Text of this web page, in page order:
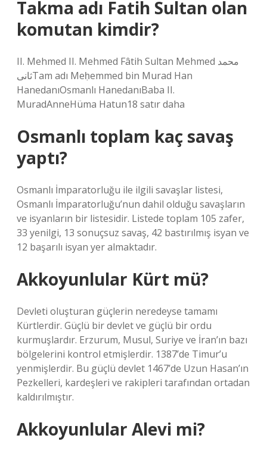
Takma adı Fatih Sultan olan
komutan kimdir?
II. Mehmed II. Mehmed Fâtih Sultan Mehmed محمد
ثانىTam adı Meḥemmed bin Murad Han
HanedanıOsmanlı HanedanıBaba II.
MuradAnneHüma Hatun18 satır daha
Osmanlı toplam kaç savaş
yaptı?
Osmanlı İmparatorluğu ile ilgili savaşlar listesi,
Osmanlı İmparatorluğu’nun dahil olduğu savaşların
ve isyanların bir listesidir. Listede toplam 105 zafer,
33 yenilgi, 13 sonuçsuz savaş, 42 bastırılmış isyan ve
12 başarılı isyan yer almaktadır.
Akkoyunlular Kürt mü?
Devleti oluşturan güçlerin neredeyse tamamı
Kürtlerdir. Güçlü bir devlet ve güçlü bir ordu
kurmuşlardır. Erzurum, Musul, Suriye ve İran’ın bazı
bölgelerini kontrol etmişlerdir. 1387’de Timur’u
yenmişlerdir. Bu güçlü devlet 1467’de Uzun Hasan’ın
Pezkelleri, kardeşleri ve rakipleri tarafından ortadan
kaldırılmıştır.
Akkoyunlular Alevi mi?